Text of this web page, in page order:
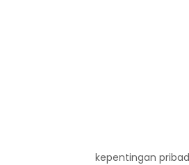
kepentingan